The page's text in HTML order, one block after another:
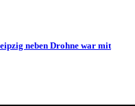
neben Drohne war mit